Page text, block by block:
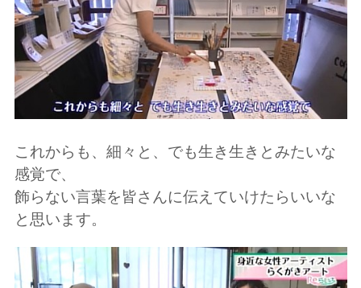
これからも、細々と、でも生き生きとみたいな
感覚で、
飾らない言葉を皆さんに伝えていけたらいいな
と思います。